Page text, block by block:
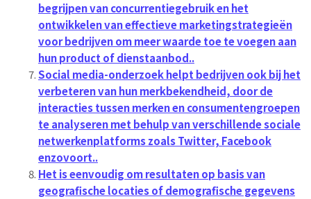
begrijpen van concurrentiegebruik en het
ontwikkelen van effectieve marketingstrategieën
voor bedrijven om meer waarde toe te voegen aan
hun product of dienstaanbod..
Social media-onderzoek helpt bedrijven ook bij het
verbeteren van hun merkbekendheid, door de
interacties tussen merken en consumentengroepen
te analyseren met behulp van verschillende sociale
netwerkenplatforms zoals Twitter, Facebook
enzovoort..
Het is eenvoudig om resultaten op basis van
geografische locaties of demografische gegevens